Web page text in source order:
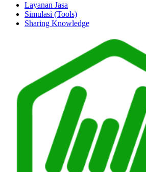
Layanan Jasa
Simulasi (Tools)
Sharing Knowledge